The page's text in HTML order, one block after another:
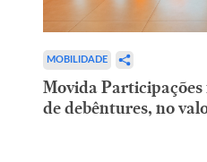
MOBILIDADE
Movida Participações
de debêntures, no